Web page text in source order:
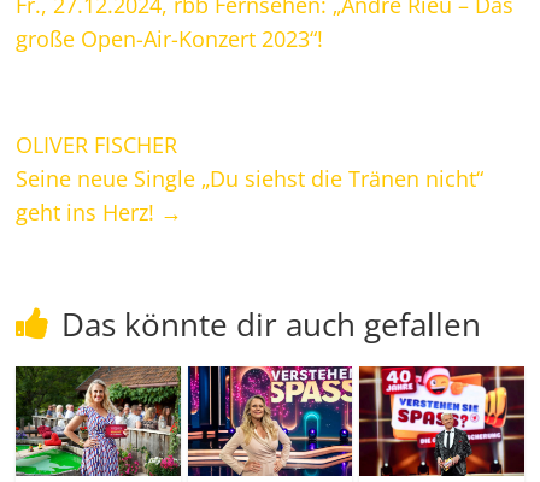
große Open-Air-Konzert 2023“!
OLIVER FISCHER
Seine neue Single „Du siehst die Tränen nicht“
geht ins Herz! →
Das könnte dir auch gefallen